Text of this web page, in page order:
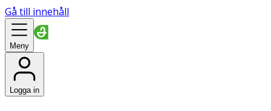
Gå till innehåll
Meny
Logga in